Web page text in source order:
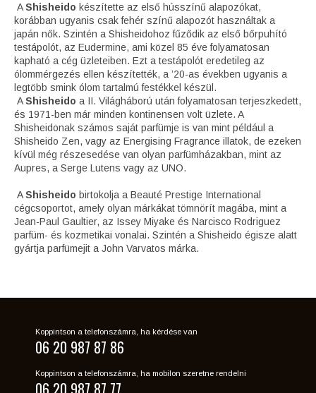
AShisheido készítette az első hússzínű alapozókat,
korábban ugyanis csak fehér színű alapozót használtak a
japán nők. Szintén a Shisheidohoz fűződik az első bőrpuhító
testápolót, az Eudermine, ami közel 85 éve folyamatosan
kapható a cég üzleteiben. Ezt a testápolót eredetileg az
ólommérgezés ellen készítették, a ’20-as években ugyanis a
legtöbb smink ólom tartalmú festékkel készül.
AShisheido a II. Világháború után folyamatosan terjeszkedett,
és 1971-ben már minden kontinensen volt üzlete. A
Shisheidonak számos saját parfümje is van mint például a
Shisheido Zen, vagy az Energising Fragrance illatok, de ezeken
kívül még részesedése van olyan parfümházakban, mint az
Aupres, a Serge Lutens vagy az UNO.
AShisheido birtokolja a Beauté Prestige International
cégcsoportot, amely olyan márkákat tömnörít magába, mint a
Jean-Paul Gaultier, az Issey Miyake és Narcisco Rodriguez
parfüm- és kozmetikai vonalai. Szintén a Shisheido égisze alatt
gyártja parfümejit a John Varvatos márka.
Koppintson a telefonszámra, ha kérdése van
06 20 987 87 86
Koppintson a telefonszámra, ha mobilon szeretne rendelni
06 20 987 87 77